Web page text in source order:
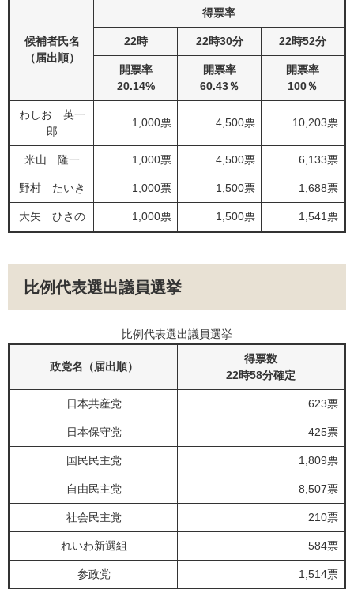
候補者氏名
（届出順）
得票率
22時 22時30分 22時52分
開票率
20.14%
開票率
60.43％
開票率
100％
わしお 英一
郎
1,000票 4,500票 10,203票
米山 隆一 1,000票 4,500票 6,133票
野村 たいき 1,000票 1,500票 1,688票
大矢 ひさの 1,000票 1,500票 1,541票
比例代表選出議員選挙
比例代表選出議員選挙
政党名（届出順）
得票数
22時58分確定
日本共産党 623票
日本保守党 425票
国民民主党 1,809票
自由民主党 8,507票
社会民主党 210票
れいわ新選組 584票
参政党 1,514票